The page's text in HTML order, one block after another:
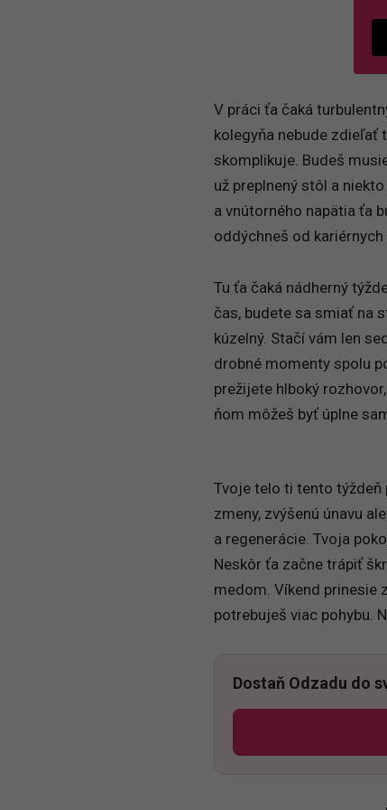
V práci ťa čaká
kolegyňa nebude zdieľať
skomplikuje. Budeš
už preplnený stôl a
a vnútorného napätia ťa
oddýchneš od
Tu ťa čaká nádherný
čas, budete sa smiať na
kúzelný. Stačí vám len
drobné momenty spolu
prežijete hlboký
ňom môžeš byť úplne
Tvoje telo ti tento týždeň
zmeny, zvýšenú únavu
a regenerácie. Tvoja
Neskôr ťa začne trápiť
medom. Víkend prinesie
potrebuješ viac pohybu.
Dostaň Odzadu do